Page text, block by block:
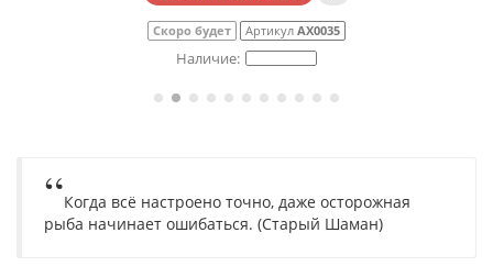
Скоро будет Артикул АХ0035
Когда всё настроено точно, даже осторожная
рыба начинает ошибаться. (Старый Шаман)